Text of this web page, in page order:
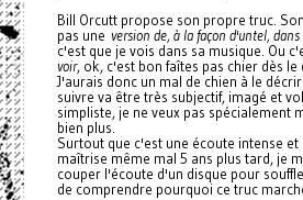
Bill Orcutt propose son propre truc.
pas une version de, à la façon d'untel,
c'est que je vois dans sa musique. Ou
voir, ok, c'est bon faîtes pas chier dès le
J'aurais donc un mal de chien à le
suivre va être très subjectif, imagé et
simpliste, je ne veux pas spécialement
bien plus.
Surtout que c'est une écoute intense et
maîtrise même mal 5 ans plus tard, je
couper l'écoute d'un disque pour
de comprendre pourquoi ce truc